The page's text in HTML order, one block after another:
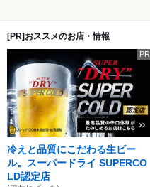
[PR]おススメのお店・情報
PR
冷えと品質にこだわる生ビー
ル。スーパードライ SUPERCO
LD認定店